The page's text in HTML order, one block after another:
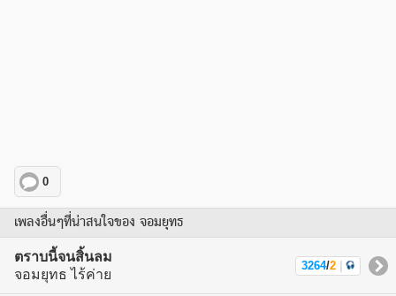
0
เพลงอื่นๆที่น่าสนใจของ จอมยุทธ
ตราบนี้จนสิ้นลม
จอมยุทธ ไร้ค่าย
3264/2